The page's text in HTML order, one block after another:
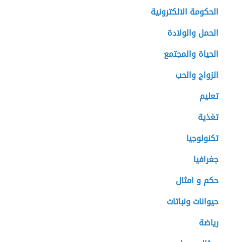
الحكومة الالكترونية
الحمل والولادة
الحياة والمجتمع
الزواج والحب
تعليم
تغذية
تكنولوجيا
جغرافيا
حكم و امثال
حيوانات ونباتات
رياضة